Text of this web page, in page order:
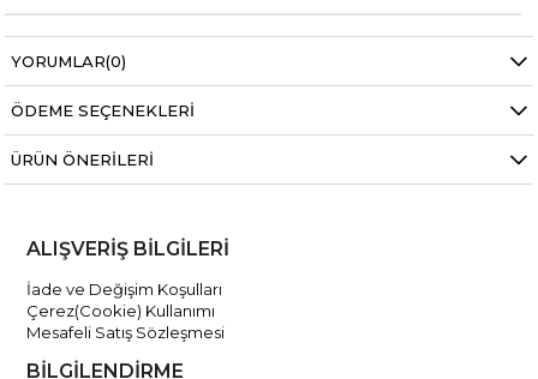
YORUMLAR(0)
ÖDEME SEÇENEKLERI
ÜRÜN ÖNERILERI
ALIŞVERİŞ BİLGİLERİ
İade ve Değişim Koşulları
Çerez(Cookie) Kullanımı
Mesafeli Satış Sözleşmesi
BİLGİLENDİRME